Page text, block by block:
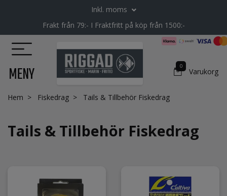
Inkl. moms
Frakt från 79:- I Fraktfritt på köp från 1500:-
MENY 0
Varukorg
Hem Fiskedrag Tails & Tillbehör Fiskedrag
Tails & Tillbehör Fiskedrag